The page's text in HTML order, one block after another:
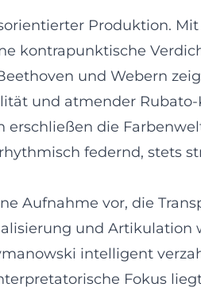
Produktion.
kontrapunktische
und Webern
und atmender
erschließen die
federnd, stets
Aufnahme vor, die
und Artikulation
intelligent
Fokus